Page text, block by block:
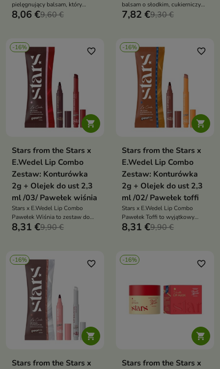
pielęgnujący balsam, który
nadaje ustom subtelny kolor,
pielęgnacją
8,06 €9,60 €
balsam o słodkim, cukierniczym
zapachu, który wygładza usta i
inspirowanym świeżo
upieczonym pączkiem.
7,82 €9,30 €
-16%

favorite_border
Stars from the Stars x
E.Wedel Lip Combo
Zestaw: Konturówka
2g + Olejek do ust 2,3
ml /03/ Pawełek wiśnia
Stars x E.Wedel Lip Combo
Pawełek Wiśnia to zestaw do
ust, który łączy precyzyjną
pełniejszych, zadbanych ust
8,31 €9,90 €
-16%

favorite_border
Stars from the Stars x
E.Wedel Lip Combo
Zestaw: Konturówka
2g + Olejek do ust 2,3
ml /02/ Pawełek toffi
Stars x E.Wedel Lip Combo
Pawełek Toffi to wyjątkowy
zestaw do ust, który łączy
usta z apetycznym blaskiem i
8,31 €9,90 €
-16%

favorite_border
Stars from the Stars x
-16%

favorite_border
Stars from the Stars x